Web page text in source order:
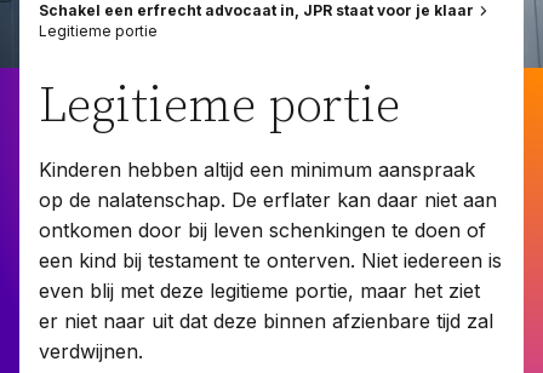
Over JPR
Events
Werken bij
Contact
Taal:
Schakel een erfrecht advocaat in, JPR staat voor je klaar
Legitieme portie
Legitieme portie
Kinderen hebben altijd een minimum aanspraak
op de nalatenschap. De erflater kan daar niet aan
ontkomen door bij leven schenkingen te doen of
een kind bij testament te onterven. Niet iedereen is
even blij met deze legitieme portie, maar het ziet
er niet naar uit dat deze binnen afzienbare tijd zal
verdwijnen.